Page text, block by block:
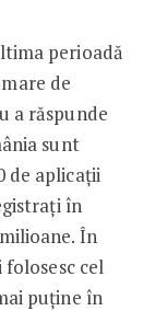
perioadă
de
a răspunde
sunt
de aplicații
în
În
cel
puține în